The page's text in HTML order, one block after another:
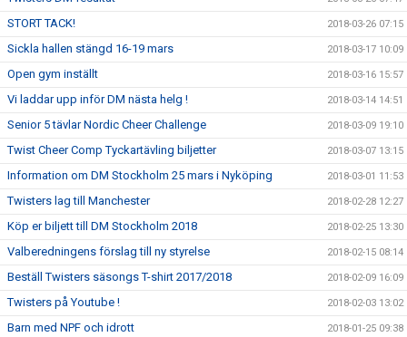
STORT TACK! 2018-03-26 07:15
Sickla hallen stängd 16-19 mars 2018-03-17 10:09
Open gym inställt 2018-03-16 15:57
Vi laddar upp inför DM nästa helg ! 2018-03-14 14:51
Senior 5 tävlar Nordic Cheer Challenge 2018-03-09 19:10
Twist Cheer Comp Tyckartävling biljetter 2018-03-07 13:15
Information om DM Stockholm 25 mars i Nyköping 2018-03-01 11:53
Twisters lag till Manchester 2018-02-28 12:27
Köp er biljett till DM Stockholm 2018 2018-02-25 13:30
Valberedningens förslag till ny styrelse 2018-02-15 08:14
Beställ Twisters säsongs T-shirt 2017/2018 2018-02-09 16:09
Twisters på Youtube ! 2018-02-03 13:02
Barn med NPF och idrott 2018-01-25 09:38